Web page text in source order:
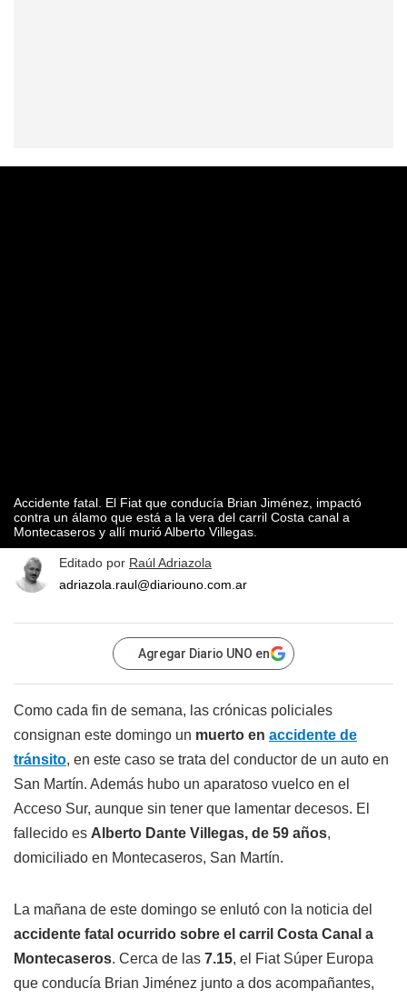
Accidente fatal. El Fiat que conducía Brian Jiménez, impactó
contra un álamo que está a la vera del carril Costa canal a
Montecaseros y allí murió Alberto Villegas.
Editado por Raúl Adriazola
adriazola.raul@diariouno.com.ar
Agregar Diario UNO en
Como cada fin de semana, las crónicas policiales
consignan este domingo un muerto en accidente de
tránsito, en este caso se trata del conductor de un auto en
San Martín. Además hubo un aparatoso vuelco en el
Acceso Sur, aunque sin tener que lamentar decesos. El
fallecido es Alberto Dante Villegas, de 59 años,
domiciliado en Montecaseros, San Martín.
La mañana de este domingo se enlutó con la noticia del
accidente fatal ocurrido sobre el carril Costa Canal a
Montecaseros. Cerca de las 7.15, el Fiat Súper Europa
que conducía Brian Jiménez junto a dos acompañantes,